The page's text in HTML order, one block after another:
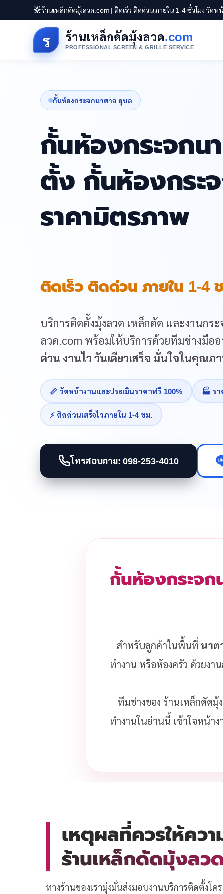
ร้านเหล็กดัดมุ้งลวด.com | ติดเร็ว ติดด่วน ภายใน 1-4 ชั่วโมง วัดห
ร ร้านเหล็กดัดมุ้งลวด.com
PROFESSIONAL SCREEN & GRILLE SERVICE
กั้นห้องกระจกนาตาล อุบล
กั้นห้องกระจก
ตั้ง กั้นห้องกร
ราคามิตรภาพ
ติดเร็ว ติดด่วน ภายใน 1-4
บริการติดตั้งมุ้งลวด เหล็กดัด และงานกร
ลวด.com พร้อมให้บริการด้วยทีมช่างมื
ด่วน งานไว วันเดียวเสร็จ มั่นใจในคุณภ
📏 วัดหน้างานและประเมินราคาฟรี 100% 🏭 รา
⚡ ติดด่วนเสร็จไวภายใน 1-4 ชม.
โทรสอบถาม: 098-253-4010
กั้นห้องกระจ
สำหรับลูกค้าในพื้นที่ นาต
ทำงาน หรือห้องครัว ด้วยง
ทีมช่างของ ร้านเหล็กดัด
ทำงานในย่านนี้ เข้าใจหน้า
เหตุผลที่ควรให้ควา
ร้านเหล็กดัดมุ้งลว
ทางร้านของเรามุ่งมั่นส่งมอบงานบริการติดตั้งโ